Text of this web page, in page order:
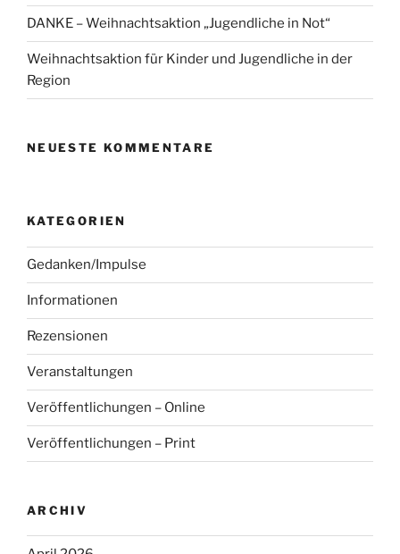
DANKE – Weihnachtsaktion „Jugendliche in Not“
Weihnachtsaktion für Kinder und Jugendliche in der
Region
NEUESTE KOMMENTARE
KATEGORIEN
Gedanken/Impulse
Informationen
Rezensionen
Veranstaltungen
Veröffentlichungen – Online
Veröffentlichungen – Print
ARCHIV